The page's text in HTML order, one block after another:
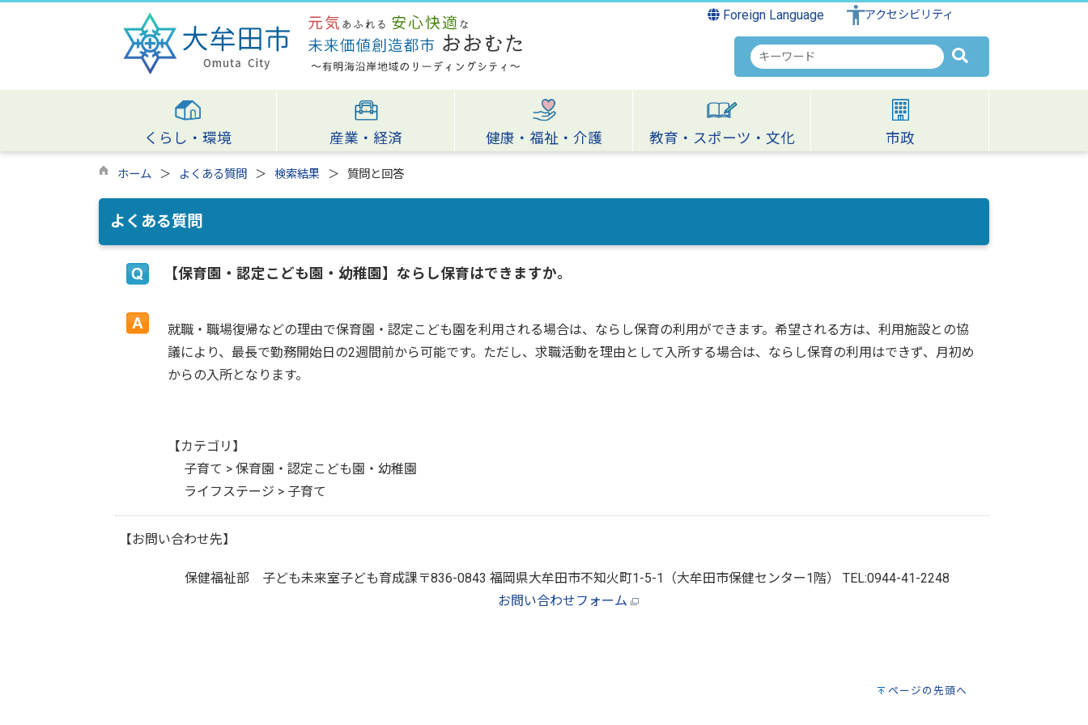
Foreign Language アクセシビリティ
検
索
キ
ワ
ー
くらし・環境 産業・経済 健康・福祉・介護 教育・スポーツ・文化 市政
ホーム よくある質問 検索結果 質問と回答
よくある質問
【保育園・認定こども園・幼稚園】ならし保育はできますか。
就職・職場復帰などの理由で保育園・認定こども園を利用される場合は、ならし保育の利用ができます。希望される方は、利用施設との協
議により、最長で勤務開始日の2週間前から可能です。ただし、求職活動を理由として入所する場合は、ならし保育の利用はできず、月初め
からの入所となります。
【カテゴリ】
子育て > 保育園・認定こども園・幼稚園
ライフステージ > 子育て
【お問い合わせ先】
保健福祉部 子ども未来室子ども育成課 〒836-0843 福岡県大牟田市不知火町1-5-1（大牟田市保健センター1階） TEL:0944-41-2248
お問い合わせフォーム
ページの先頭へ